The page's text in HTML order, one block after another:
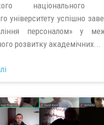
національного
університету успішно
персоналом» у
розвитку академічних...